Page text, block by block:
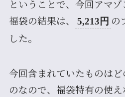
ということで、今回アマ
福袋の結果は、
5,213円 の
した。
今回含まれていたものは
のなので、福袋特有の使